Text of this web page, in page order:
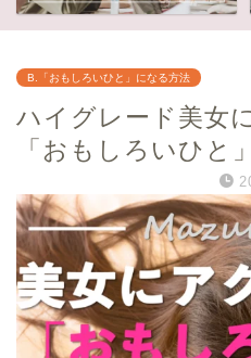
B.「おもしろいひと」になる方法
ハイグレード美女
「おもしろいひと」